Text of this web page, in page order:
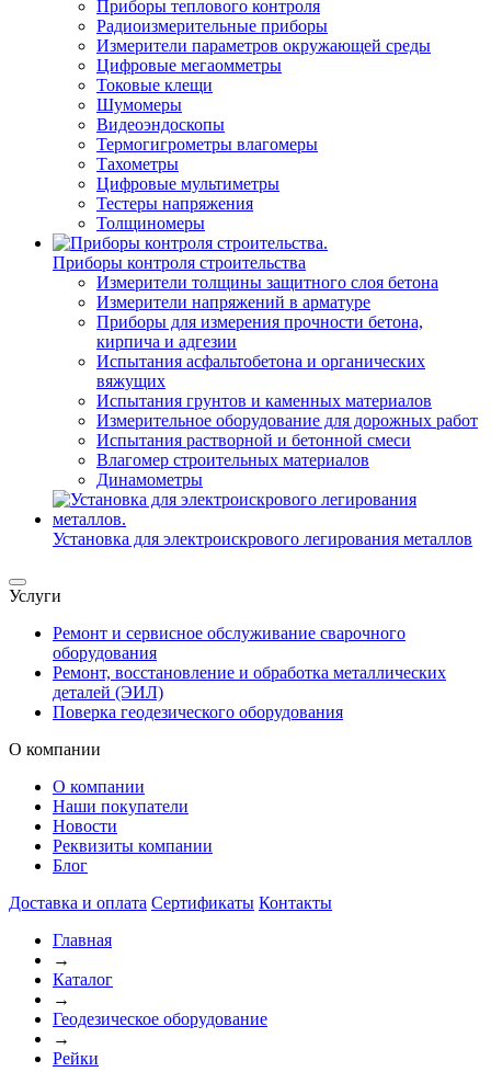
Приборы теплового контроля
Радиоизмерительные приборы
Измерители параметров окружающей среды
Цифровые мегаомметры
Токовые клещи
Шумомеры
Видеоэндоскопы
Термогигрометры влагомеры
Тахометры
Цифровые мультиметры
Тестеры напряжения
Толщиномеры
Приборы контроля строительства
Измерители толщины защитного слоя бетона
Измерители напряжений в арматуре
Приборы для измерения прочности бетона,
кирпича и адгезии
Испытания асфальтобетона и органических
вяжущих
Испытания грунтов и каменных материалов
Измерительное оборудование для дорожных работ
Испытания растворной и бетонной смеси
Влагомер строительных материалов
Динамометры
Установка для электроискрового легирования металлов
Услуги
Ремонт и сервисное обслуживание сварочного
оборудования
Ремонт, восстановление и обработка металлических
деталей (ЭИЛ)
Поверка геодезического оборудования
О компании
О компании
Наши покупатели
Новости
Реквизиты компании
Блог
Доставка и оплата Сертификаты Контакты
Главная
→
Каталог
→
Геодезическое оборудование
→
Рейки